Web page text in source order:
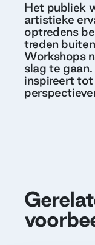
Het publiek
artistieke
optredens
treden
Workshops
slag te
inspireert